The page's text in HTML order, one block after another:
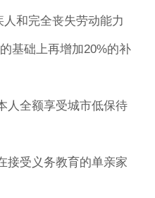
和完全丧失劳动能力
基础上再增加20%的补
人全额享受城市低保待
接受义务教育的单亲家